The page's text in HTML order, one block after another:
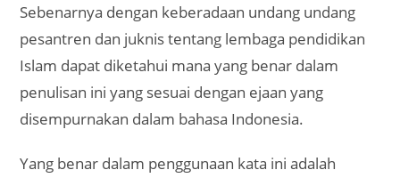
Sebenarnya dengan keberadaan undang undang
pesantren dan juknis tentang lembaga pendidikan
Islam dapat diketahui mana yang benar dalam
penulisan ini yang sesuai dengan ejaan yang
disempurnakan dalam bahasa Indonesia.
Yang benar dalam penggunaan kata ini adalah